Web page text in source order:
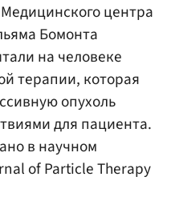
центра
Бомонта
на человеке
терапии, которая
опухоль
для пациента.
в научном
of Particle Therapy